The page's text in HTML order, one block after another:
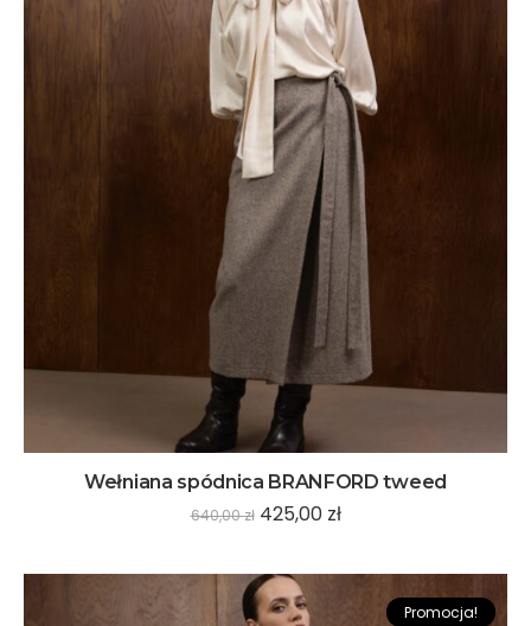
Wełniana spódnica BRANFORD tweed
640,00zł 425,00 zł
Promocja!